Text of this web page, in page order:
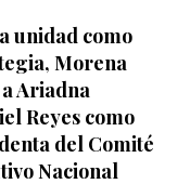
unidad como
Morena
Ariadna
Reyes como
del Comité
Nacional